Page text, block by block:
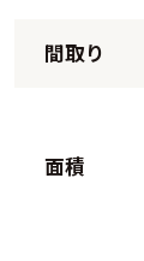
間取り
面積